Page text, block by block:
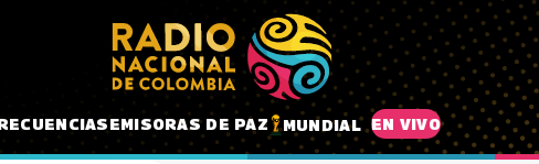
EMISORAS DE PAZ MUNDIAL EN VIVO